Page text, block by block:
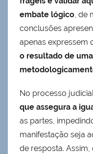
embate lógico, de
conclusões
apenas expressem
o resultado de
No processo
que assegura a
as partes,
manifestação seja
de resposta.